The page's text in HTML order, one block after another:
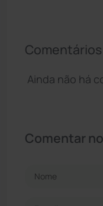
Comentários
Ainda não há
Comentar